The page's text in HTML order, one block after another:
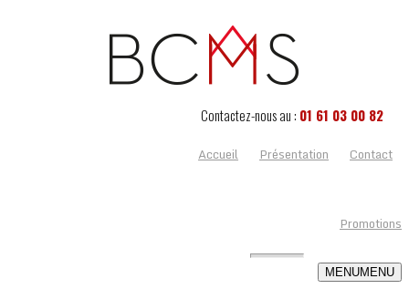
Contactez-nous au : 01 61 03 00 82
Accueil
Présentation Contact
Promotions
MENUMENU